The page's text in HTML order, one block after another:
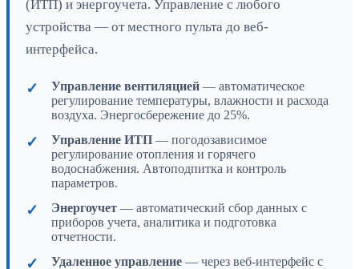
(ИТП) и энергоучета. Управление с любого
устройства — от местного пульта до веб-
интерфейса.
Управление вентиляцией — автоматическое
регулирование температуры, влажности и расхода
воздуха. Энергосбережение до 25%.
Управление ИТП — погодозависимое
регулирование отопления и горячего
водоснабжения. Автоподпитка и контроль
параметров.
Энергоучет — автоматический сбор данных с
приборов учета, аналитика и подготовка
отчетности.
Удаленное управление — через веб-интерфейс с